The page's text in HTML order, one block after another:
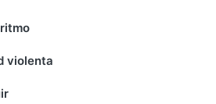
violenta